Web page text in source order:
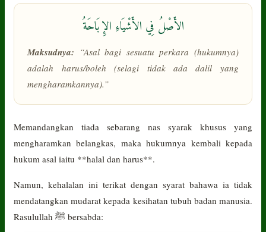
الأَصْلُ فِي الأَشْيَاءِ الإِبَاحَةُ
Maksudnya: “Asal bagi sesuatu perkara (hukumnya)
adalah harus/boleh (selagi tidak ada dalil yang
mengharamkannya).”
Memandangkan tiada sebarang nas syarak khusus yang
mengharamkan belangkas, maka hukumnya kembali kepada
hukum asal iaitu **halal dan harus**.
Namun, kehalalan ini terikat dengan syarat bahawa ia tidak
mendatangkan mudarat kepada kesihatan tubuh badan manusia.
Rasulullah ﷺ bersabda: